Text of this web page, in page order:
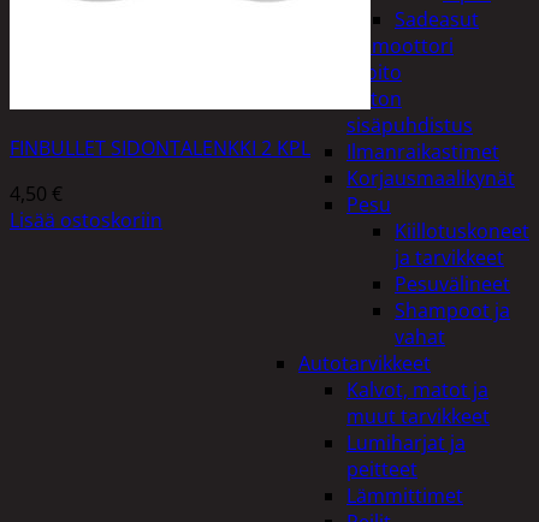
Sadeasut
Auto, vene ja moottori
Autonhoito
Auton
sisäpuhdistus
Ilmanraikastimet
Korjausmaalikynät
Pesu
Kiillotuskoneet
ja tarvikkeet
Pesuvälineet
Shampoot ja
vahat
Autotarvikkeet
Kalvot, matot ja
muut tarvikkeet
Lumiharjat ja
peitteet
Lämmittimet
FINBULLET SIDONTALENKKI 2 KPL
4,50 €
Lisää ostoskoriin